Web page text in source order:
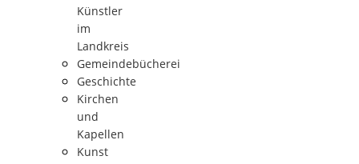
Künstler
im
Landkreis
Gemeindebücherei
Geschichte
Kirchen
und
Kapellen
Kunst